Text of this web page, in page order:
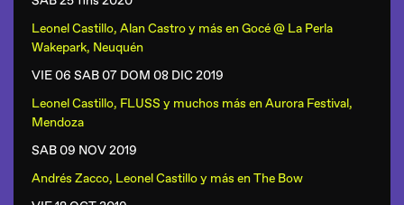
Leonel Castillo, Alan Castro y más enGocé @ La Perla
Wakepark, Neuquén
VIE 06 SAB 07 DOM 08 DIC 2019
Leonel Castillo, FLUSS y muchos más enAurora Festival,
Mendoza
SAB 09 NOV2019
Andrés Zacco, Leonel Castillo y más enThe Bow